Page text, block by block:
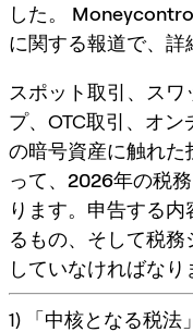
した。
に関する報道で、詳
スポット取引、ス
プ、OTC取引、オ
の暗号資産に触れた
って、 2026年の税
ります。申告する
るもの、そして税
していなければなり
1) 「中核となる税